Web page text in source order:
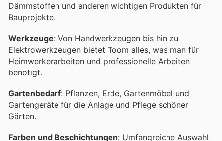
Dämmstoffen und anderen wichtigen Produkten für
Bauprojekte.
Werkzeuge: Von Handwerkzeugen bis hin zu
Elektrowerkzeugen bietet Toom alles, was man für
Heimwerkerarbeiten und professionelle Arbeiten
benötigt.
Gartenbedarf: Pflanzen, Erde, Gartenmöbel und
Gartengeräte für die Anlage und Pflege schöner
Gärten.
Farben und Beschichtungen: Umfangreiche Auswahl